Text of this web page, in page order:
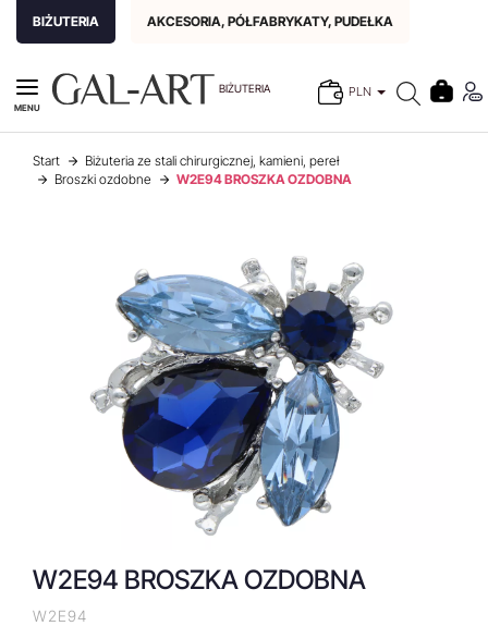
BIŻUTERIA AKCESORIA, PÓŁFABRYKATY, PUDEŁKA
BIŻUTERIA PLN
MENU
Start
Biżuteria ze stali chirurgicznej, kamieni, pereł
Broszki ozdobne
W2E94 BROSZKA OZDOBNA
W2E94 BROSZKA OZDOBNA
W2E94